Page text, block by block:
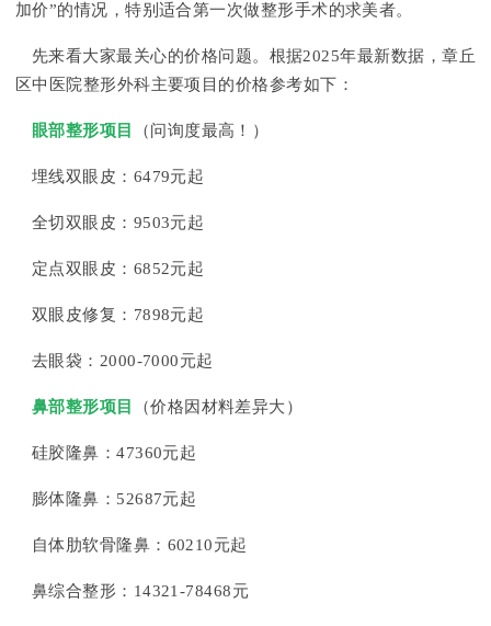
加价”的情况，特别适合第一次做整形手术的求美者。
先来看大家最关心的价格问题。根据2025年最新数据，章丘
区中医院整形外科主要项目的价格参考如下：
眼部整形项目 （问询度最高！）
埋线双眼皮：6479元起
全切双眼皮：9503元起
定点双眼皮：6852元起
双眼皮修复：7898元起
去眼袋：2000-7000元起
鼻部整形项目 （价格因材料差异大）
硅胶隆鼻：47360元起
膨体隆鼻：52687元起
自体肋软骨隆鼻：60210元起
鼻综合整形：14321-78468元